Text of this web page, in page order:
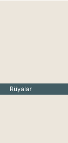
Rüyalar